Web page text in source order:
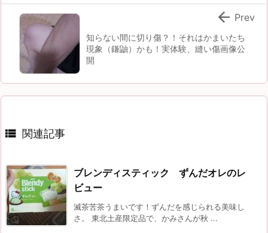
知らない間に切り傷？！それはかまいたち
現象（鎌鼬）かも！実体験、縫い傷画像公
開
 Prev
 関連記事
ブレンディスティック ずんだオレのレ
ビュー
滅茶苦茶うまいです！ずんだを感じられる美味し
さ。 東北土産限定品で、かみさんが秋 ...